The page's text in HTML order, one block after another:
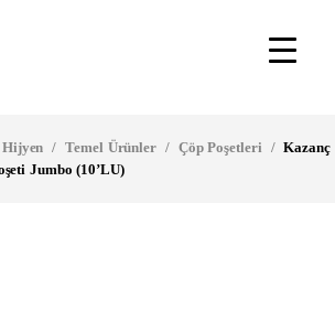
/ Temel Ürünler / Çöp Poşetleri / Kazanç
Jumbo (10’LU)